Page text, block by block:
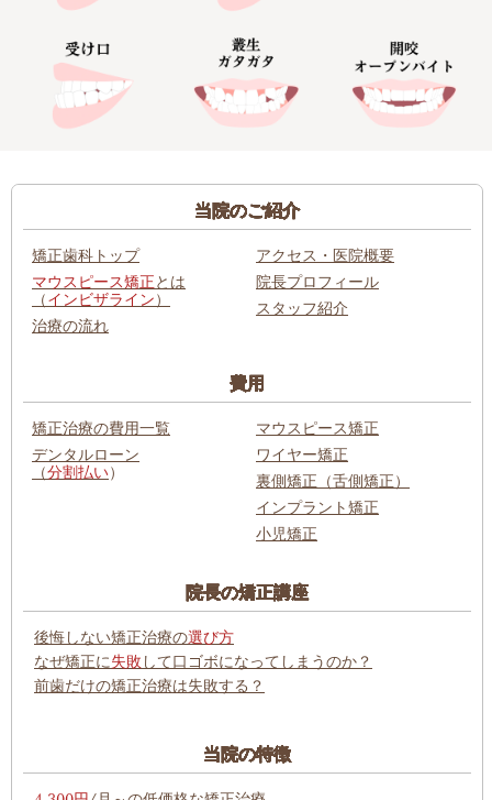
当院のご紹介
矯正歯科トップ
マウスピース矯正とは
（インビザライン）
治療の流れ
アクセス・医院概要
院長プロフィール
スタッフ紹介
費用
矯正治療の費用一覧
デンタルローン
（分割払い）
マウスピース矯正
ワイヤー矯正
裏側矯正（舌側矯正）
インプラント矯正
小児矯正
院長の矯正講座
後悔しない矯正治療の選び方
なぜ矯正に失敗 して口ゴボになってしまうのか？
前歯だけの矯正治療は失敗する？
当院の特徴